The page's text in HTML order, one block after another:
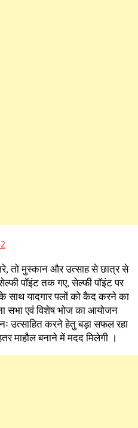
तो मुस्कान और उत्साह से छात्र से
पॉइंट तक गए, सेल्फी पॉइंट पर
साथ यादगार पलों को कैद करने का
सभा एवं विशेष भोज का आयोजन
उत्साहित करने हेतु बड़ा सफल रहा
माहौल बनाने में मदद मिलेगी ।